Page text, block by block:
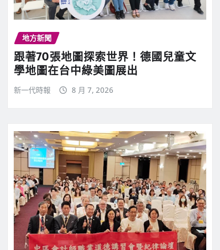
地方新聞
跟著70張地圖探索世界！德國兒童文
學地圖在台中綠美圖展出
新一代時報 8 月 7, 2026